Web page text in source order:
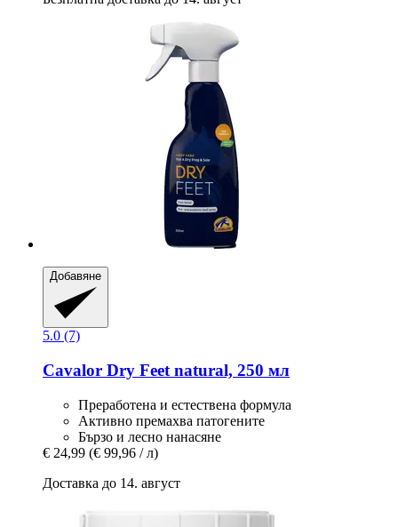
Добавяне
5.0 (7)
Cavalor Dry Feet natural, 250 мл
Преработена и естествена формула
Активно премахва патогените
Бързо и лесно нанасяне
€ 24,99 (€ 99,96 / л)
Доставка до 14. август